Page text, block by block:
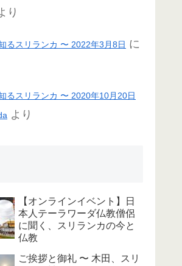
り
るスリランカ 〜 2022年3月8日 に
るスリランカ 〜 2020年10月20日
より
【オンラインイベント】日
本人テーラワーダ仏教僧侶
に聞く、スリランカの今と
仏教
ご挨拶と御礼 〜 木田、スリ